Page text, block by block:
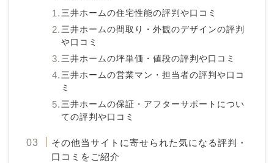
三井ホームの住宅性能の評判や口コミ
三井ホームの間取り・外観のデザインの評判
や口コミ
三井ホームの坪単価・値段の評判や口コミ
三井ホームの営業マン・担当者の評判や口コ
ミ
三井ホームの保証・アフターサポートについ
ての評判や口コミ
その他当サイトに寄せられた気になる評判・
口コミをご紹介